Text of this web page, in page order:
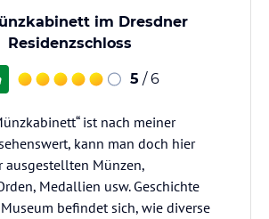
im Dresdner
Residenzschloss
5 / 6
ist nach meiner
kann man doch hier
ausgestellten Münzen,
Medallien usw. Geschichte
befindet sich, wie diverse